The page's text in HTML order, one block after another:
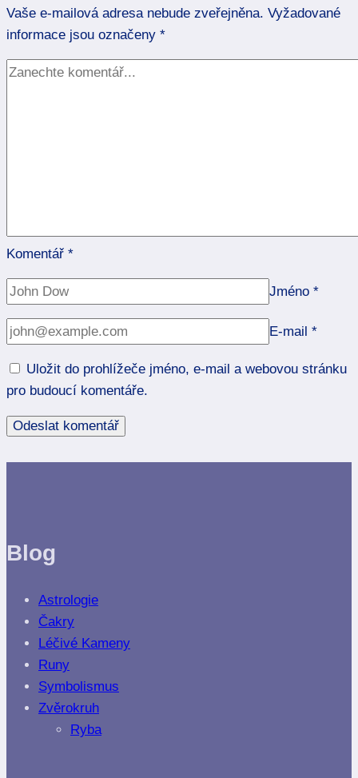
říká
váš
východní
Vaše e-mailová adresa nebude zveřejněna. Vyžadované
informace jsou označeny *
Komentář *
Jméno *
E-mail *
Uložit do prohlížeče jméno, e-mail a webovou stránku
pro budoucí komentáře.
Blog
Astrologie
Čakry
Léčivé Kameny
Runy
Symbolismus
Zvěrokruh
Ryba